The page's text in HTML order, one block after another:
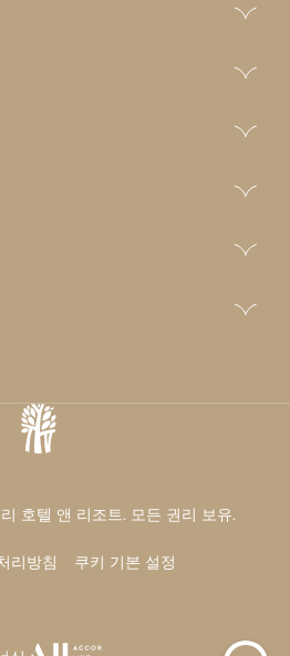
호텔 앤 리조트. 모든 권리 보유.
리방침 쿠키 기본 설정